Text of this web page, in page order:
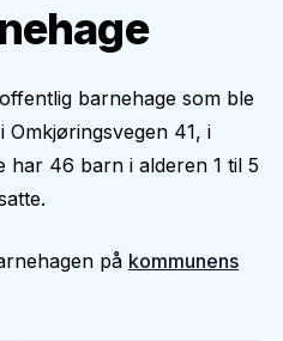
barnehage som ble
Omkjøringsvegen 41, i
46 barn i alderen 1 til 5
på kommunens